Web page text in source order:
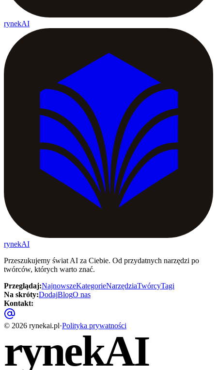
rynekAI
rynekAI
Przeszukujemy świat AI za Ciebie. Od przydatnych narzędzi po
twórców, których warto znać.
Przeglądaj:NajnowszeKategorieNarzędziaTwórcyTagi
Na skróty:DodajBlogO nas
Kontakt:
© 2026 rynekai.pl·Polityka prywatności
rynekAI